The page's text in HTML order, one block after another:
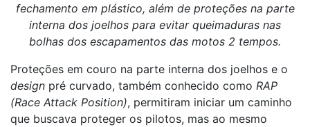
fechamento em plástico, além de proteções na parte
interna dos joelhos para evitar queimaduras nas
bolhas dos escapamentos das motos 2 tempos.
Proteções em couro na parte interna dos joelhos e o
design pré curvado, também conhecido como RAP
(Race Attack Position), permitiram iniciar um caminho
que buscava proteger os pilotos, mas ao mesmo